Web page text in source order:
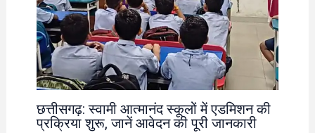
छत्तीसगढ़: स्वामी आत्मानंद स्कूलों में एडमिशन की
प्रक्रिया शुरू, जानें आवेदन की पूरी जानकारी